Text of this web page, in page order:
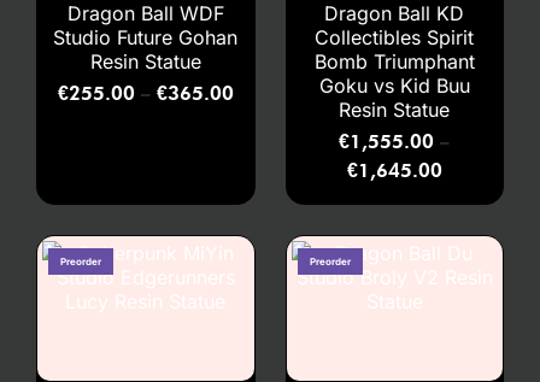
Dragon Ball WDF
Studio Future Gohan
Resin Statue
€255.00 – €365.00
Dragon Ball KD
Collectibles Spirit
Bomb Triumphant
Goku vs Kid Buu
Resin Statue
€1,555.00 –
€1,645.00